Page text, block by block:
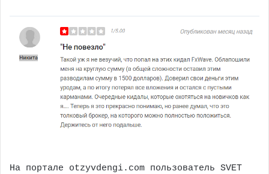
На портале otzyvdengi.com пользователь SVET